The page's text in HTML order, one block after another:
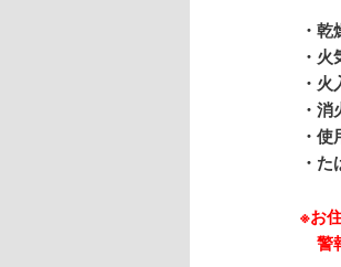
・
・
・
・
・
・
※お
警